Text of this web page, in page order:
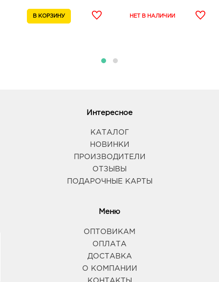
Интересное
КАТАЛОГ
НОВИНКИ
ПРОИЗВОДИТЕЛИ
ОТЗЫВЫ
ПОДАРОЧНЫЕ КАРТЫ
Меню
ОПТОВИКАМ
ОПЛАТА
ДОСТАВКА
О КОМПАНИИ
КОНТАКТЫ